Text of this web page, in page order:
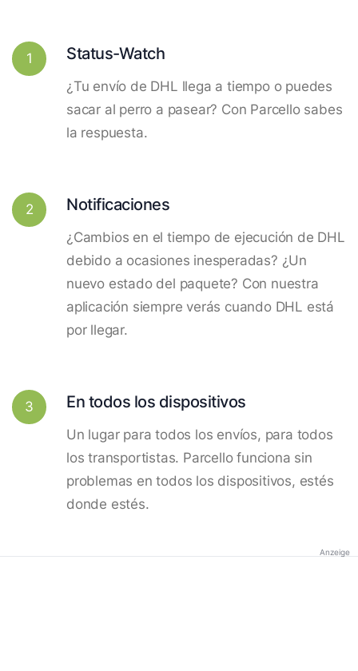
1 Status-Watch
¿Tu envío de DHL llega a tiempo o puedes
sacar al perro a pasear? Con Parcello sabes
la respuesta.
2 Notificaciones
¿Cambios en el tiempo de ejecución de DHL
debido a ocasiones inesperadas? ¿Un
nuevo estado del paquete? Con nuestra
aplicación siempre verás cuando DHL está
por llegar.
3 En todos los dispositivos
Un lugar para todos los envíos, para todos
los transportistas. Parcello funciona sin
problemas en todos los dispositivos, estés
donde estés.
Anzeige